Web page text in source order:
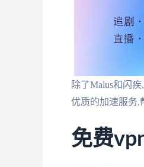
除了Malus和闪
优质的加速服务,
免费